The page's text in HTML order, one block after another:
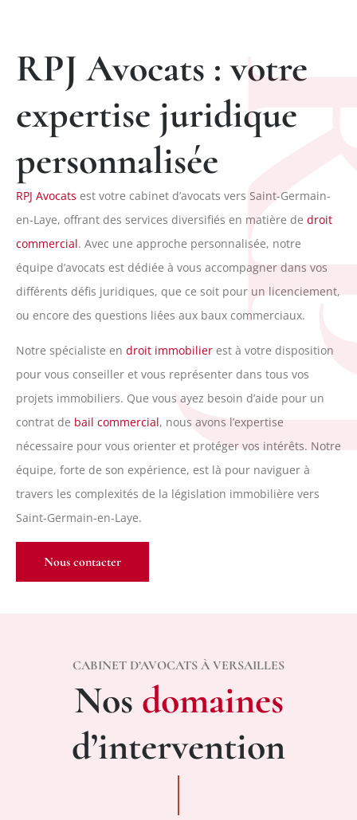
RPJ Avocats : votre
expertise juridique
personnalisée
RPJ Avocats est votre cabinet d’avocats vers Saint-Germain-
en-Laye, offrant des services diversifiés en matière de droit
commercial. Avec une approche personnalisée, notre
équipe d’avocats est dédiée à vous accompagner dans vos
différents défis juridiques, que ce soit pour un licenciement,
ou encore des questions liées aux baux commerciaux.
Notre spécialiste en droit immobilier est à votre disposition
pour vous conseiller et vous représenter dans tous vos
projets immobiliers. Que vous ayez besoin d’aide pour un
contrat de bail commercial, nous avons l’expertise
nécessaire pour vous orienter et protéger vos intérêts. Notre
équipe, forte de son expérience, est là pour naviguer à
travers les complexités de la législation immobilière vers
Saint-Germain-en-Laye.
Nous contacter
CABINET D’AVOCATS À VERSAILLES
Nos domaines
d’intervention